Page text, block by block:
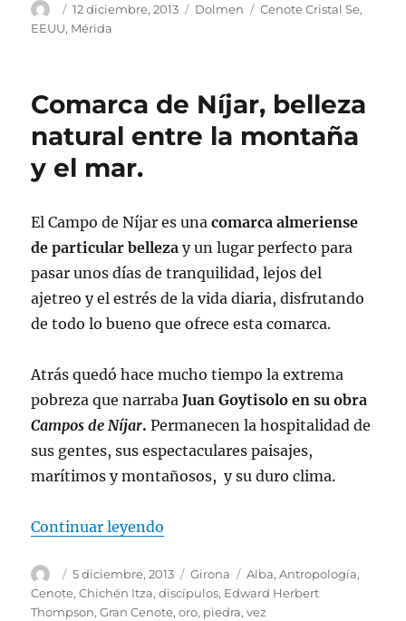
Autor
Publicado
el
12 diciembre, 2013 Categorías
Dolmen Etiquetas
Cenote Cristal Se,
EEUU, Mérida
Comarca de Níjar, belleza
natural entre la montaña
y el mar.
El Campo de Níjar es unacomarca almeriense
de particular belleza y un lugar perfecto para
pasar unos días de tranquilidad, lejos del
ajetreo y el estrés de la vida diaria, disfrutando
de todo lo bueno que ofrece esta comarca.
Atrás quedó hace mucho tiempo la extrema
pobreza que narrabaJuan Goytisolo en su obra
Campos de Níjar. Permanecen la hospitalidad de
sus gentes, sus espectaculares paisajes,
marítimos y montañosos, y su duro clima.
Continuar leyendo
Autor
Publicado
el
5 diciembre, 2013 Categorías
Girona Etiquetas
Alba,Antropología,
Cenote,Chichén Itza,discípulos, Edward Herbert
Thompson,Gran Cenote,oro, piedra,vez